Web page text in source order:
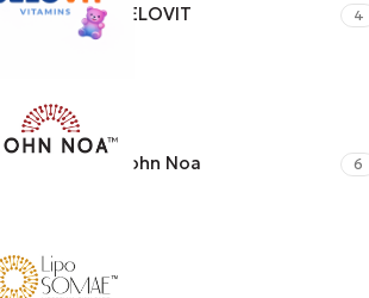
JELOVIT 4
John Noa 6